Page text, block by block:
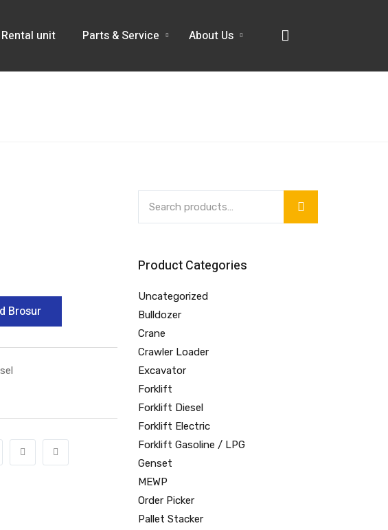
Rental unit Parts & Service About Us
Brosur
Product Categories
Uncategorized
Bulldozer
Crane
Crawler Loader
Excavator
Forklift
Forklift Diesel
Forklift Electric
Forklift Gasoline / LPG
Genset
MEWP
Order Picker
Pallet Stacker